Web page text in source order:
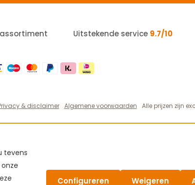
assortiment Uitstekende service 9.7/10
& disclaimer Algemene voorwaarden Alle prijzen zijn
tevens
Weigeren
Configureren